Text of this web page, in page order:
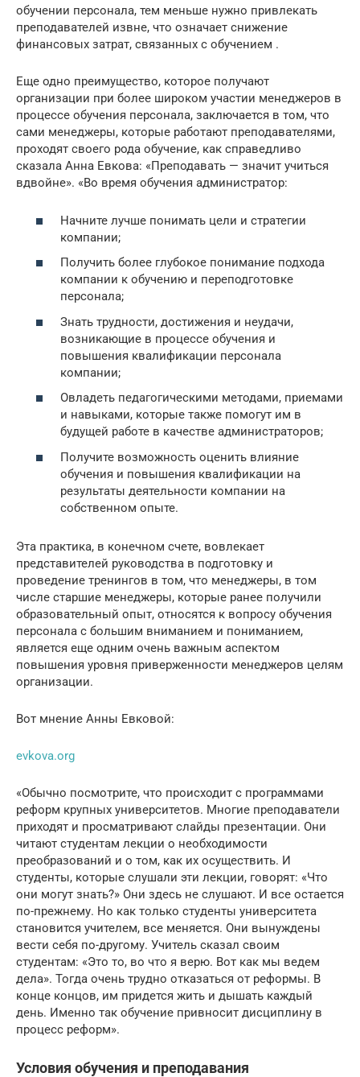
обучении персонала, тем меньше нужно привлекать
преподавателей извне, что означает снижение
финансовых затрат, связанных с обучением .
Еще одно преимущество, которое получают
организации при более широком участии менеджеров в
процессе обучения персонала, заключается в том, что
сами менеджеры, которые работают преподавателями,
проходят своего рода обучение, как справедливо
сказала Анна Евкова: «Преподавать — значит учиться
вдвойне». «Во время обучения администратор:
Начните лучше понимать цели и стратегии
компании;
Получить более глубокое понимание подхода
компании к обучению и переподготовке
персонала;
Знать трудности, достижения и неудачи,
возникающие в процессе обучения и
повышения квалификации персонала
компании;
Овладеть педагогическими методами, приемами
и навыками, которые также помогут им в
будущей работе в качестве администраторов;
Получите возможность оценить влияние
обучения и повышения квалификации на
результаты деятельности компании на
собственном опыте.
Эта практика, в конечном счете, вовлекает
представителей руководства в подготовку и
проведение тренингов в том, что менеджеры, в том
числе старшие менеджеры, которые ранее получили
образовательный опыт, относятся к вопросу обучения
персонала с большим вниманием и пониманием,
является еще одним очень важным аспектом
повышения уровня приверженности менеджеров целям
организации.
Вот мнение Анны Евковой:
evkova.org
«Обычно посмотрите, что происходит с программами
реформ крупных университетов. Многие преподаватели
приходят и просматривают слайды презентации. Они
читают студентам лекции о необходимости
преобразований и о том, как их осуществить. И
студенты, которые слушали эти лекции, говорят: «Что
они могут знать?» Они здесь не слушают. И все остается
по-прежнему. Но как только студенты университета
становится учителем, все меняется. Они вынуждены
вести себя по-другому. Учитель сказал своим
студентам: «Это то, во что я верю. Вот как мы ведем
дела». Тогда очень трудно отказаться от реформы. В
конце концов, им придется жить и дышать каждый
день. Именно так обучение привносит дисциплину в
процесс реформ».
Условия обучения и преподавания